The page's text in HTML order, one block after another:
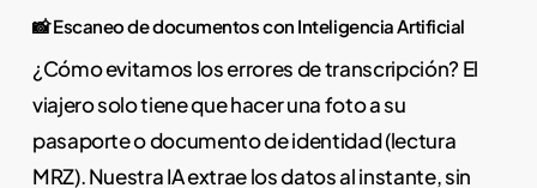
📸 Escaneo de documentos con Inteligencia Artificial
¿Cómo evitamos los errores de transcripción? El
viajero solo tiene que hacer una foto a su
pasaporte o documento de identidad (lectura
MRZ). Nuestra IA extrae los datos al instante, sin